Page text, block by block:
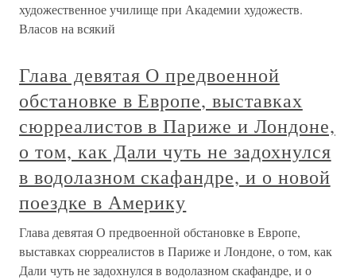
художественное училище при Академии художеств.
Власов на всякий
Глава девятая О предвоенной
обстановке в Европе, выставках
сюрреалистов в Париже и Лондоне,
о том, как Дали чуть не задохнулся
в водолазном скафандре, и о новой
поездке в Америку
Глава девятая О предвоенной обстановке в Европе,
выставках сюрреалистов в Париже и Лондоне, о том, как
Дали чуть не задохнулся в водолазном скафандре, и о